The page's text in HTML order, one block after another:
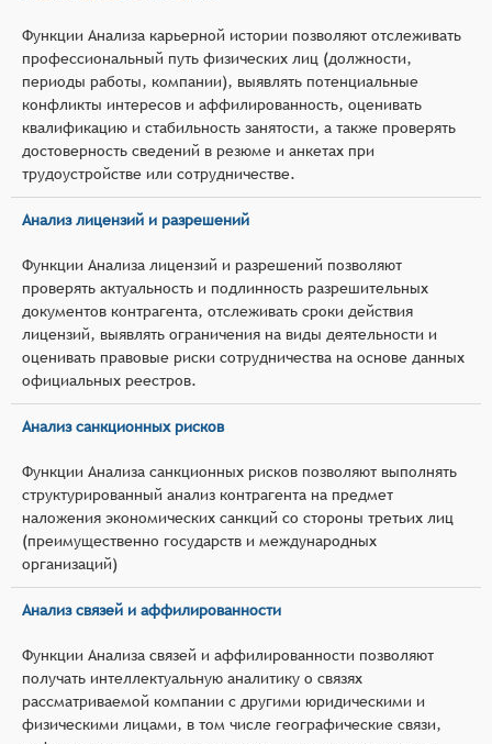
Функции Анализа карьерной истории позволяют отслеживать
профессиональный путь физических лиц (должности,
периоды работы, компании), выявлять потенциальные
конфликты интересов и аффилированность, оценивать
квалификацию и стабильность занятости, а также проверять
достоверность сведений в резюме и анкетах при
трудоустройстве или сотрудничестве.
Анализ лицензий и разрешений
Функции Анализа лицензий и разрешений позволяют
проверять актуальность и подлинность разрешительных
документов контрагента, отслеживать сроки действия
лицензий, выявлять ограничения на виды деятельности и
оценивать правовые риски сотрудничества на основе данных
официальных реестров.
Анализ санкционных рисков
Функции Анализа санкционных рисков позволяют выполнять
структурированный анализ контрагента на предмет
наложения экономических санкций со стороны третьих лиц
(преимущественно государств и международных
организаций)
Анализ связей и аффилированности
Функции Анализа связей и аффилированности позволяют
получать интеллектуальную аналитику о связях
рассматриваемой компании с другими юридическими и
физическими лицами, в том числе географические связи,